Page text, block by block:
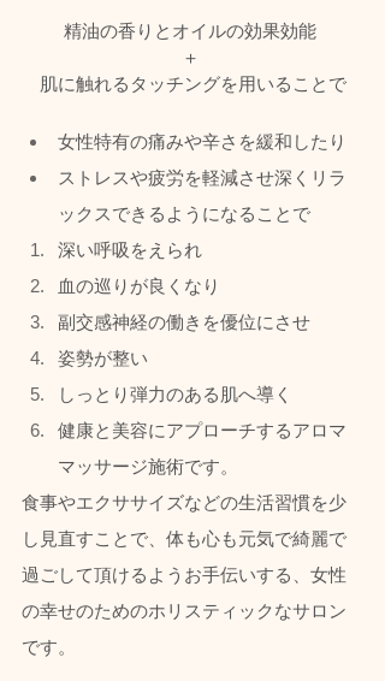
精油の香りとオイルの効果効能
＋
肌に触れるタッチングを用いることで
女性特有の痛みや辛さを緩和したり
ストレスや疲労を軽減させ深くリラ
ックスできるようになることで
深い呼吸をえられ
血の巡りが良くなり
副交感神経の働きを優位にさせ
姿勢が整い
しっとり弾力のある肌へ導く
健康と美容にアプローチするアロマ
マッサージ施術です。
食事やエクササイズなどの生活習慣を少
し見直すことで、体も心も元気で綺麗で
過ごして頂けるようお手伝いする、女性
の幸せのためのホリスティックなサロン
です。